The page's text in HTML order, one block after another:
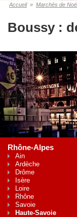
Accueil » Marchés de
Boussy :
Rhône-Alpes
Ain
Ardèche
Drôme
Isère
Loire
Rhône
Savoie
Haute-Savoie